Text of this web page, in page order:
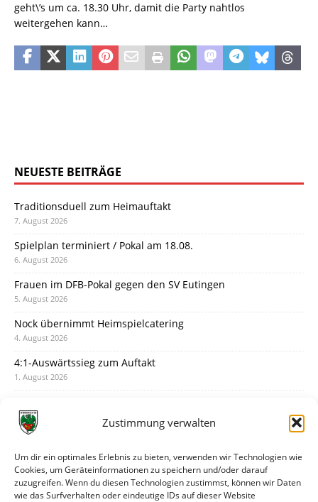
Zustimmung verwalten
Um dir ein optimales Erlebnis zu bieten, verwenden wir Technologien wie
Cookies, um Geräteinformationen zu speichern und/oder darauf
zuzugreifen. Wenn du diesen Technologien zustimmst, können wir Daten
wie das Surfverhalten oder eindeutige IDs auf dieser Website
geht\’s um ca. 18.30 Uhr, damit die Party nahtlos
weitergehen kann…
NEUESTE BEITRÄGE
Traditionsduell zum Heimauftakt
7. August 2026
Spielplan terminiert / Pokal am 18.08.
6. August 2026
Frauen im DFB-Pokal gegen den SV Eutingen
5. August 2026
Nock übernimmt Heimspielcatering
4. August 2026
4:1-Auswärtssieg zum Auftakt
1. August 2026
31. Juli 2026
30. Juli 2026
Deine Spielminute: 89+1
28. Juli 2026